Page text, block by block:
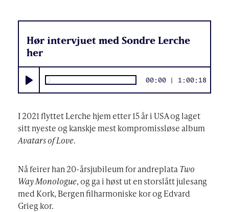
Hør intervjuet med Sondre Lerche
her
Play
00:00 1:00:18
I 2021 flyttet Lerche hjem etter 15 år i USA og laget
sitt nyeste og kanskje mest kompromissløse album
Avatars of Love.
Nå feirer han 20-årsjubileum for andreplataTwo
Way Monologue, og ga i høst ut en storslått julesang
med Kork, Bergen filharmoniske kor og Edvard
Grieg kor.